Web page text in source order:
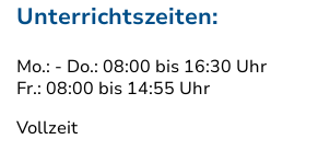
Unterrichtszeiten:
Mo.: - Do.: 08:00 bis 16:30 Uhr
Fr.: 08:00 bis 14:55 Uhr
Vollzeit